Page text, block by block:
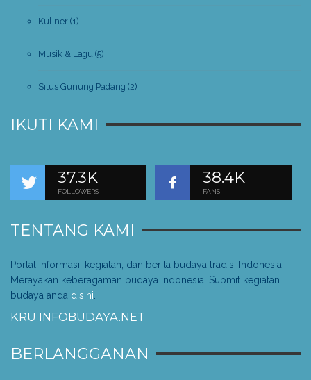
Kuliner (1)
Musik & Lagu (5)
Situs Gunung Padang (2)
IKUTI KAMI
37.3K
FOLLOWERS
38.4K
FANS
TENTANG KAMI
Portal informasi, kegiatan, dan berita budaya tradisi Indonesia.
Merayakan keberagaman budaya Indonesia. Submit kegiatan
budaya anda disini
KRU INFOBUDAYA.NET
BERLANGGANAN